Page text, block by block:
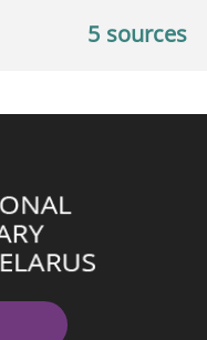
5 sources